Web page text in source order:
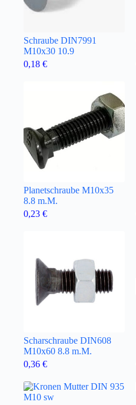
Schraube DIN7991
M10x30 10.9
0,18 €
Planetschraube M10x35
8.8 m.M.
0,23 €
Scharschraube DIN608
M10x60 8.8 m.M.
0,36 €